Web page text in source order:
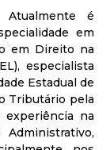
Atualmente é
em
em Direito na
especialista
Estadual de
Tributário pela
experiência na